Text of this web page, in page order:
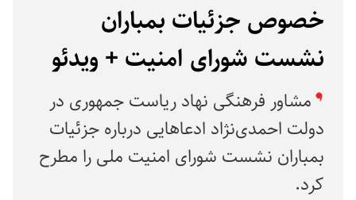
خصوص جزئیات بمباران
نشست شورای امنیت + ویدئو
مشاور فرهنگی نهاد ریاست جمهوری در
دولت احمدی‌نژاد ادعاهایی درباره جزئیات
بمباران نشست شورای امنیت ملی را مطرح
کرد.